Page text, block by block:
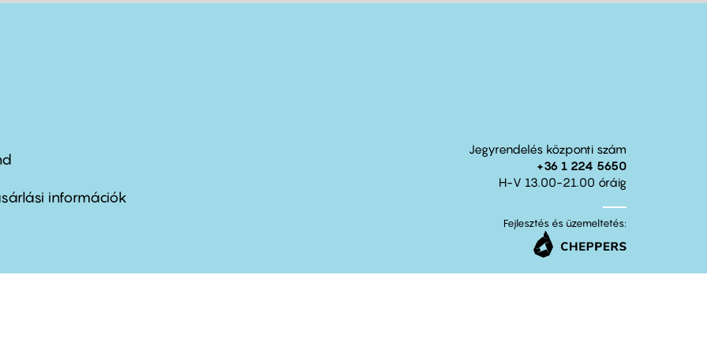
információk
Jegyrendelés központi szám
+36 1 224 5650
H-V 13.00-21.00 óráig
Fejlesztés és üzemeltetés: